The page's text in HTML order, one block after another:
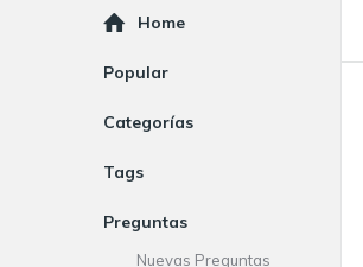
Explore
Home
Popular
Categorías
Tags
Preguntas
Nuevas Preguntas